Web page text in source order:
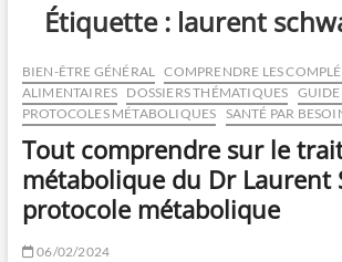
Étiquette : laurent
BIEN-ÊTRE GÉNÉRAL COMPRENDRE LES
ALIMENTAIRES DOSSIERS THÉMATIQUES
PROTOCOLES MÉTABOLIQUES SANTÉ PAR
Tout comprendre sur le
métabolique du Dr Laurent
protocole métabolique
06/02/2024